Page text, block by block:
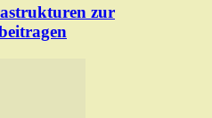
zur